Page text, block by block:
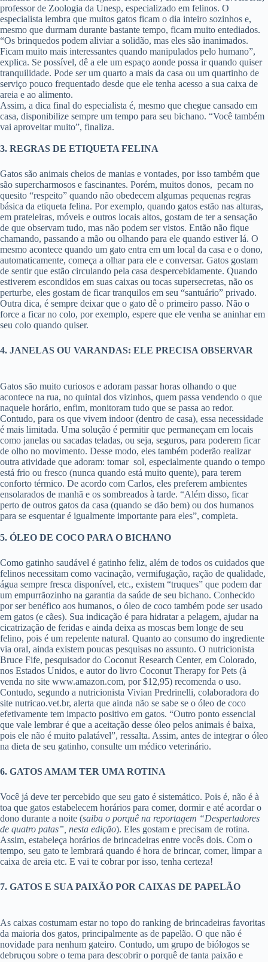
professor de Zoologia da Unesp, especializado em felinos. O
especialista lembra que muitos gatos ficam o dia inteiro sozinhos e,
mesmo que durmam durante bastante tempo, ficam muito entediados.
“Os brinquedos podem aliviar a solidão, mas eles são inanimados.
Ficam muito mais interessantes quando manipulados pelo humano”,
explica. Se possível, dê a ele um espaço aonde possa ir quando quiser
tranquilidade. Pode ser um quarto a mais da casa ou um quartinho de
serviço pouco frequentado desde que ele tenha acesso a sua caixa de
areia e ao alimento.
Assim, a dica final do especialista é, mesmo que chegue cansado em
casa, disponibilize sempre um tempo para seu bichano. “Você também
vai aproveitar muito”, finaliza.
3. REGRAS DE ETIQUETA FELINA
Gatos são animais cheios de manias e vontades, por isso também que
são supercharmosos e fascinantes. Porém, muitos donos, pecam no
quesito “respeito” quando não obedecem algumas pequenas regras
básica da etiqueta felina. Por exemplo, quando gatos estão nas alturas,
em prateleiras, móveis e outros locais altos, gostam de ter a sensação
de que observam tudo, mas não podem ser vistos. Então não fique
chamando, passando a mão ou olhando para ele quando estiver lá. O
mesmo acontece quando um gato entra em um local da casa e o dono,
automaticamente, começa a olhar para ele e conversar. Gatos gostam
de sentir que estão circulando pela casa despercebidamente. Quando
estiverem escondidos em suas caixas ou tocas supersecretas, não os
perturbe, eles gostam de ficar tranquilos em seu “santuário” privado.
Outra dica, é sempre deixar que o gato dê o primeiro passo. Não o
force a ficar no colo, por exemplo, espere que ele venha se aninhar em
seu colo quando quiser.
4. JANELAS OU VARANDAS: ELE PRECISA OBSERVAR
Gatos são muito curiosos e adoram passar horas olhando o que
acontece na rua, no quintal dos vizinhos, quem passa vendendo o que
naquele horário, enfim, monitoram tudo que se passa ao redor.
Contudo, para os que vivem indoor (dentro de casa), essa necessidade
é mais limitada. Uma solução é permitir que permaneçam em locais
como janelas ou sacadas teladas, ou seja, seguros, para poderem ficar
de olho no movimento. Desse modo, eles também poderão realizar
outra atividade que adoram: tomar sol, especialmente quando o tempo
está frio ou fresco (nunca quando está muito quente), para terem
conforto térmico. De acordo com Carlos, eles preferem ambientes
ensolarados de manhã e os sombreados à tarde. “Além disso, ficar
perto de outros gatos da casa (quando se dão bem) ou dos humanos
para se esquentar é igualmente importante para eles”, completa.
5. ÓLEO DE COCO PARA O BICHANO
Como gatinho saudável é gatinho feliz, além de todos os cuidados que
felinos necessitam como vacinação, vermifugação, ração de qualidade,
água sempre fresca disponível, etc., existem “truques” que podem dar
um empurrãozinho na garantia da saúde de seu bichano. Conhecido
por ser benéfico aos humanos, o óleo de coco também pode ser usado
em gatos (e cães). Sua indicação é para hidratar a pelagem, ajudar na
cicatrização de feridas e ainda deixa as moscas bem longe de seu
felino, pois é um repelente natural. Quanto ao consumo do ingrediente
via oral, ainda existem poucas pesquisas no assunto. O nutricionista
Bruce Fife, pesquisador do Coconut Research Center, em Colorado,
nos Estados Unidos, e autor do livro Coconut Therapy for Pets (à
venda no site www.amazon.com, por $12,95) recomenda o uso.
Contudo, segundo a nutricionista Vivian Predrinelli, colaboradora do
site nutricao.vet.br, alerta que ainda não se sabe se o óleo de coco
efetivamente tem impacto positivo em gatos. “Outro ponto essencial
que vale lembrar é que a aceitação desse óleo pelos animais é baixa,
pois ele não é muito palatável”, ressalta. Assim, antes de integrar o óleo
na dieta de seu gatinho, consulte um médico veterinário.
6. GATOS AMAM TER UMA ROTINA
Você já deve ter percebido que seu gato é sistemático. Pois é, não é à
toa que gatos estabelecem horários para comer, dormir e até acordar o
dono durante a noite (saiba o porquê na reportagem “Despertadores
de quatro patas”, nesta edição). Eles gostam e precisam de rotina.
Assim, estabeleça horários de brincadeiras entre vocês dois. Com o
tempo, seu gato te lembrará quando é hora de brincar, comer, limpar a
caixa de areia etc. E vai te cobrar por isso, tenha certeza!
7. GATOS E SUA PAIXÃO POR CAIXAS DE PAPELÃO
As caixas costumam estar no topo do ranking de brincadeiras favoritas
da maioria dos gatos, principalmente as de papelão. O que não é
novidade para nenhum gateiro. Contudo, um grupo de biólogos se
debruçou sobre o tema para descobrir o porquê de tanta paixão e